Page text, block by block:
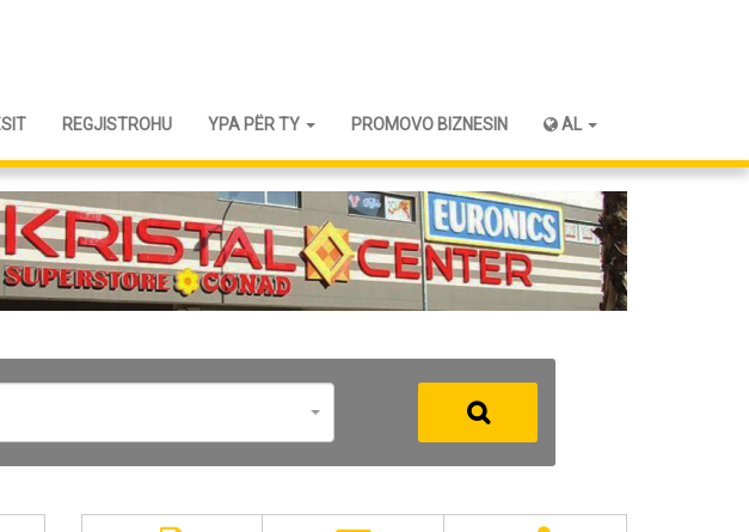
REGJISTROHU YPA PËR TY PROMOVO BIZNESIN AL